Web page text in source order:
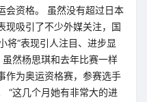
会资格。 虽然没有超过日本
现吸引了不少外媒关注，国
将“表现引人注目、进步显
然杨思琪和去年比赛一样
作为奥运资格赛，参赛选手
“这几个月她有非常大的进